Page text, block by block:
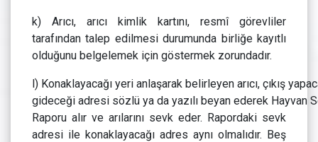
k) Arıcı, arıcı kimlik kartını, resmî görevliler
tarafından talep edilmesi durumunda birliğe kayıtlı
olduğunu belgelemek için göstermek zorundadır.
l) Konaklayacağı yeri anlaşarak belirleyen arıcı, çıkış
gideceği adresi sözlü ya da yazılı beyan ederek Hayvan
Raporu alır ve arılarını sevk eder. Rapordaki sevk
adresi ile konaklayacağı adres aynı olmalıdır. Beş